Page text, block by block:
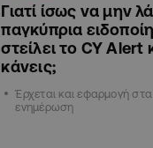
Γιατί ίσως να μην
παγκύπρια
στείλει το CY Alert
κάνεις;
Έρχεται και εφαρμογή στα
ενημέρωση